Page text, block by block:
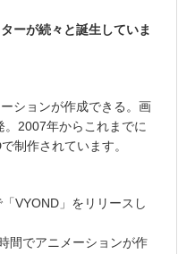
ーが続々と誕生していま
ションが作成できる。画
2007年からこれまでに
制作されています。
VYOND」をリリースし
間でアニメーションが作